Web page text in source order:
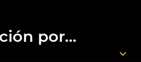
por...